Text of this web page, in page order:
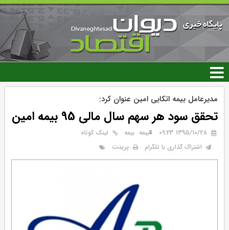
رفتن
محتوای
اصلی
مدیرعامل بیمه اتکایی امین عنوان کرد:
تحقق سود هر سهم سال مالی 95 بیمه امین
۱۳۹۵/۱۰/۲۸ 09:23 بيمه بیمه
لینک کوتاه
اشتراک گذاری با تلگرام
پرینت